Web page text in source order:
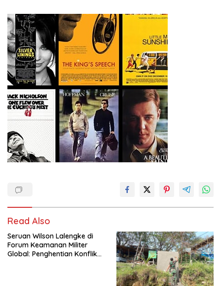
Read Also
Seruan Wilson Lalengke di
Forum Keamanan Militer
Global: Penghentian Konflik